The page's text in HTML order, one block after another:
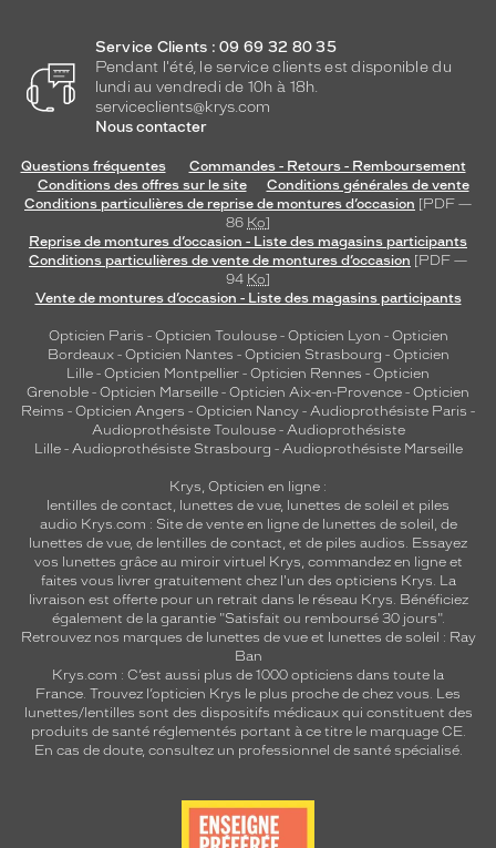
Service Clients : 09 69 32 80 35
Pendant l'été, le service clients est disponible du
lundi au vendredi de 10h à 18h.
serviceclients@krys.com
Nous contacter
Questions fréquentes
Commandes - Retours - Remboursement
Conditions des offres sur le site
Conditions générales de vente
Conditions particulières de reprise de montures d’occasion [PDF —
86 Ko]
Reprise de montures d’occasion - Liste des magasins participants
Conditions particulières de vente de montures d’occasion [PDF —
94 Ko]
Vente de montures d’occasion - Liste des magasins participants
Opticien Paris - Opticien Toulouse- Opticien Lyon - Opticien
Bordeaux- Opticien Nantes - Opticien Strasbourg - Opticien
Lille - Opticien Montpellier - Opticien Rennes - Opticien
Grenoble - Opticien Marseille - Opticien Aix-en-Provence - Opticien
Reims - Opticien Angers - Opticien Nancy - Audioprothésiste Paris -
Audioprothésiste Toulouse- Audioprothésiste
Lille- Audioprothésiste Strasbourg - Audioprothésiste Marseille
Krys, Opticien en ligne :
lentilles de contact, lunettes de vue, lunettes de soleil et piles
audio Krys.com : Site de vente en ligne de lunettes de soleil, de
lunettes de vue, de lentilles de contact, et de piles audios. Essayez
vos lunettes grâce au miroir virtuel Krys, commandez en ligne et
faites vous livrer gratuitement chez l'un des opticiens Krys. La
livraison est offerte pour un retrait dans le réseau Krys. Bénéficiez
également de la garantie "Satisfait ou remboursé 30 jours".
Retrouvez nos marques de lunettes de vue et lunettes de soleil : Ray
Ban
Krys.com : C’est aussi plus de 1000 opticiens dans toute la
France. Trouvez l’opticien Krys le plus proche de chez vous. Les
lunettes/lentilles sont des dispositifs médicaux qui constituent des
produits de santé réglementés portant à ce titre le marquage CE.
En cas de doute, consultez un professionnel de santé spécialisé.